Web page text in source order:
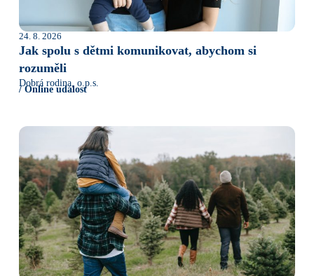
24. 8. 2026
Jak spolu s dětmi komunikovat, abychom si
rozuměli
Dobrá rodina, o.p.s.
/ Online událost